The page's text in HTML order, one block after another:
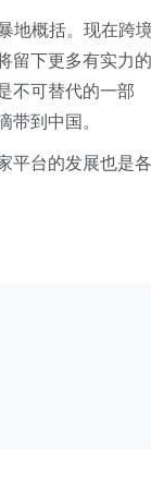
地概括。现在跨境
留下更多有实力的
不可替代的一部
带到中国。
平台的发展也是各